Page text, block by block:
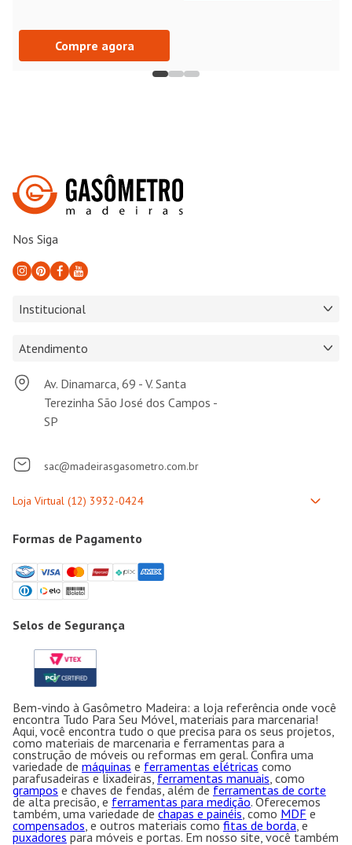
Compre agora
Nos Siga
Institucional
Atendimento
Av. Dinamarca, 69 - V. Santa
Terezinha São José dos Campos -
SP
sac@madeirasgasometro.com.br
Formas de Pagamento
Selos de Segurança
Bem-vindo à Gasômetro Madeira: a loja referência onde você
encontra Tudo Para Seu Móvel, materiais para marcenaria!
Aqui, você encontra tudo o que precisa para os seus projetos,
como materiais de marcenaria e ferramentas para a
construção de móveis ou reformas em geral. Confira uma
variedade de máquinas e ferramentas elétricas como
parafusadeiras e lixadeiras, ferramentas manuais, como
grampos e chaves de fendas, além de ferramentas de corte
de alta precisão, e ferramentas para medição. Oferecemos
também, uma variedade de chapas e painéis, como MDF e
compensados, e outros materiais como fitas de borda, e
puxadores para móveis e portas. Em nosso site, você também